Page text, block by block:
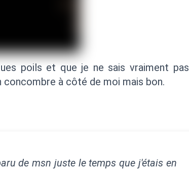
poils et que je ne sais vraiment pas
concombre à côté de moi mais bon.
de msn juste le temps que j'étais en